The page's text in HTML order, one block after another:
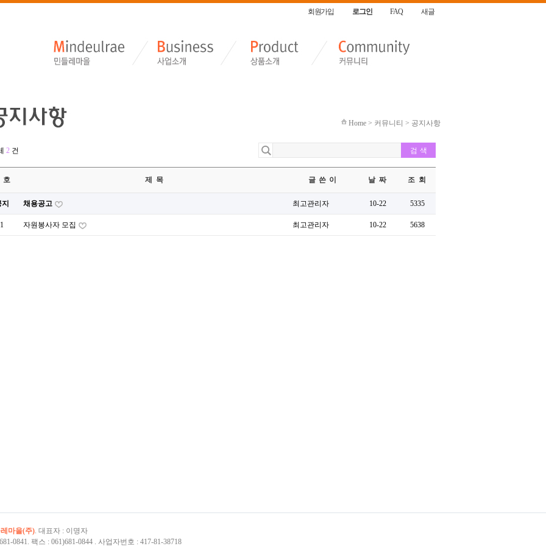
회원가입 로그인 FAQ 새글
Home > 커뮤니티 > 공지사항
2건
호 제 목 글 쓴 이 날 짜 조 회
채용공고 최고관리자 10-22 5335
1 자원봉사자 모집 최고관리자 10-22 5638
마을(주). 대표자 : 이명자
0841. 팩스 : 061)681-0844 . 사업자번호 : 417-81-38718